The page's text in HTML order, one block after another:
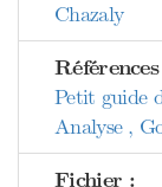
Chazaly
Petit guide
Analyse ,
Fichier :